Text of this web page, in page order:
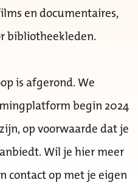
en documentaires,
bibliotheekleden.
is afgerond. We
begin 2024
op voorwaarde dat je
Wil je hier meer
contact op met je eigen